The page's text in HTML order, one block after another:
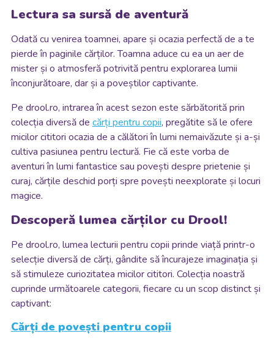
Lectura sa sursă de aventură
Odată cu venirea toamnei, apare și ocazia perfectă de a te
pierde în paginile cărților. Toamna aduce cu ea un aer de
mister și o atmosferă potrivită pentru explorarea lumii
înconjurătoare, dar și a poveștilor captivante.
Pe drool.ro, intrarea în acest sezon este sărbătorită prin
colecția diversă de cărți pentru copii, pregătite să le ofere
micilor cititori ocazia de a călători în lumi nemaivăzute și a-și
cultiva pasiunea pentru lectură. Fie că este vorba de
aventuri în lumi fantastice sau povești despre prietenie și
curaj, cărțile deschid porți spre povești neexplorate și locuri
magice.
Descoperă lumea cărților cu Drool!
Pe drool.ro, lumea lecturii pentru copii prinde viață printr-o
selecție diversă de cărți, gândite să încurajeze imaginația și
să stimuleze curiozitatea micilor cititori. Colecția noastră
cuprinde următoarele categorii, fiecare cu un scop distinct și
captivant:
Cărți de povești pentru copii